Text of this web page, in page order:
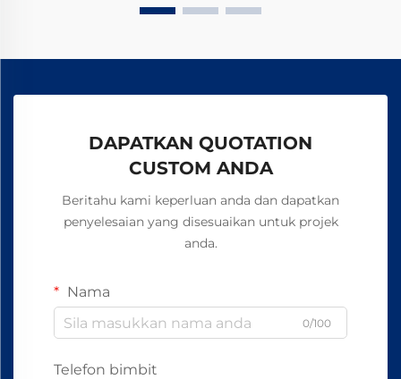
DAPATKAN QUOTATION
CUSTOM ANDA
Beritahu kami keperluan anda dan dapatkan
penyelesaian yang disesuaikan untuk projek
anda.
Nama
0/100
Telefon bimbit